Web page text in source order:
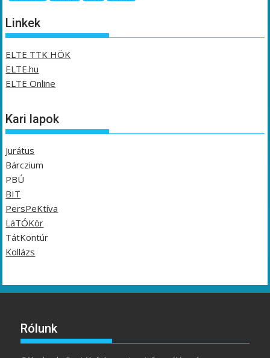
Linkek
ELTE TTK HÖK
ELTE.hu
ELTE Online
Kari lapok
Jurátus
Bárczium
PBÚ
BIT
PersPeKtíva
LáTÓKör
TátKontúr
Kollázs
Rólunk